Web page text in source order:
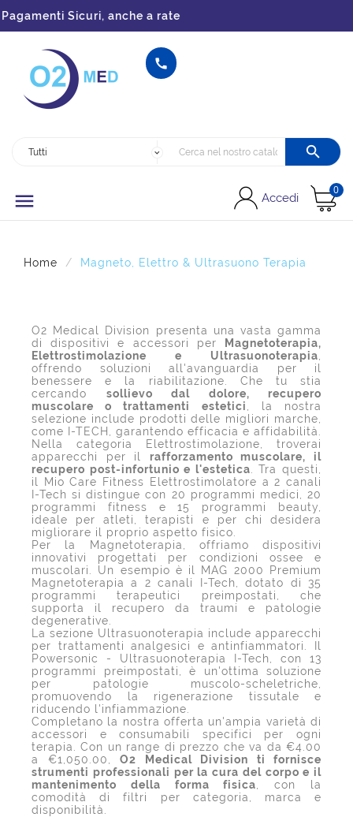
Sicuri, anche a rate


 Accedi
0
Home Magneto, Elettro & Ultrasuono Terapia
O2 Medical Division presenta una vasta gamma
di dispositivi e accessori per
Magnetoterapia,
Elettrostimolazione e Ultrasuonoterapia
offrendo soluzioni all'avanguardia per il
benessere e la riabilitazione. Che tu stia
cercando sollievo dal dolore, recupero
muscolare o trattamenti estetici
, la nostra
selezione include prodotti delle migliori marche,
come I-TECH, garantendo efficacia e affidabilità.
Nella categoria Elettrostimolazione, troverai
apparecchi per il rafforzamento muscolare, il
recupero post-infortunio e l'estetica . Tra questi,
il Mio Care Fitness Elettrostimolatore a 2 canali
I-Tech si distingue con 20 programmi medici, 20
programmi fitness e 15 programmi beauty,
ideale per atleti, terapisti e per chi desidera
migliorare il proprio aspetto fisico.
Per la Magnetoterapia, offriamo dispositivi
innovativi progettati per condizioni ossee e
muscolari. Un esempio è il MAG 2000 Premium
Magnetoterapia a 2 canali I-Tech, dotato di 35
programmi terapeutici preimpostati, che
supporta il recupero da traumi e patologie
degenerative.
La sezione Ultrasuonoterapia include apparecchi
per trattamenti analgesici e antinfiammatori. Il
Powersonic - Ultrasuonoterapia I-Tech, con 13
programmi preimpostati, è un'ottima soluzione
per patologie muscolo-scheletriche,
promuovendo la rigenerazione tissutale e
riducendo l'infiammazione.
Completano la nostra offerta un'ampia varietà di
accessori e consumabili specifici per ogni
terapia. Con un range di prezzo che va da €4.00
a €1,050.00, O2 Medical Division ti fornisce
strumenti professionali per la cura del corpo e il
mantenimento della forma fisica , con la
comodità di filtri per categoria, marca e
disponibilità.